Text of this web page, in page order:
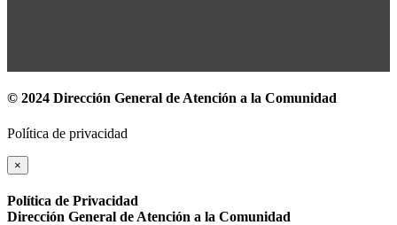
© 2024 Dirección General de Atención a la Comunidad
Política de privacidad
×
Política de Privacidad
Dirección General de Atención a la Comunidad